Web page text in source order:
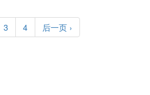
3 4 后一页 ›